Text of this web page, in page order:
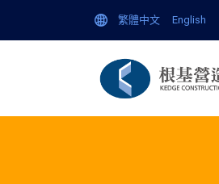
繁體中文 English